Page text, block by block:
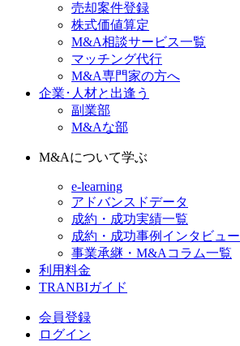
売却案件登録
株式価値算定
M&A相談サービス一覧
マッチング代行
M&A専門家の方へ
企業･人材と出逢う
副業部
M&Aな部
M&Aについて学ぶ
e-learning
アドバンスドデータ
成約・成功実績一覧
成約・成功事例インタビュー
事業承継・M&Aコラム一覧
利用料金
TRANBIガイド
会員登録
ログイン